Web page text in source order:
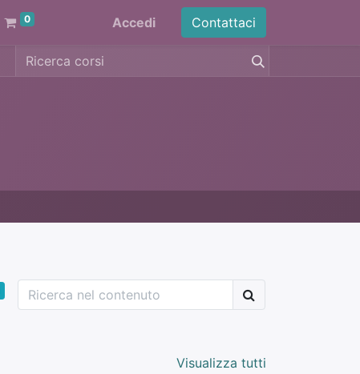
0 Accedi Contattaci
Visualizza tutti